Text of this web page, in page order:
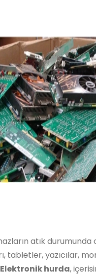
atık durumunda
tabletler, yazıcılar,
Elektronik hurda,